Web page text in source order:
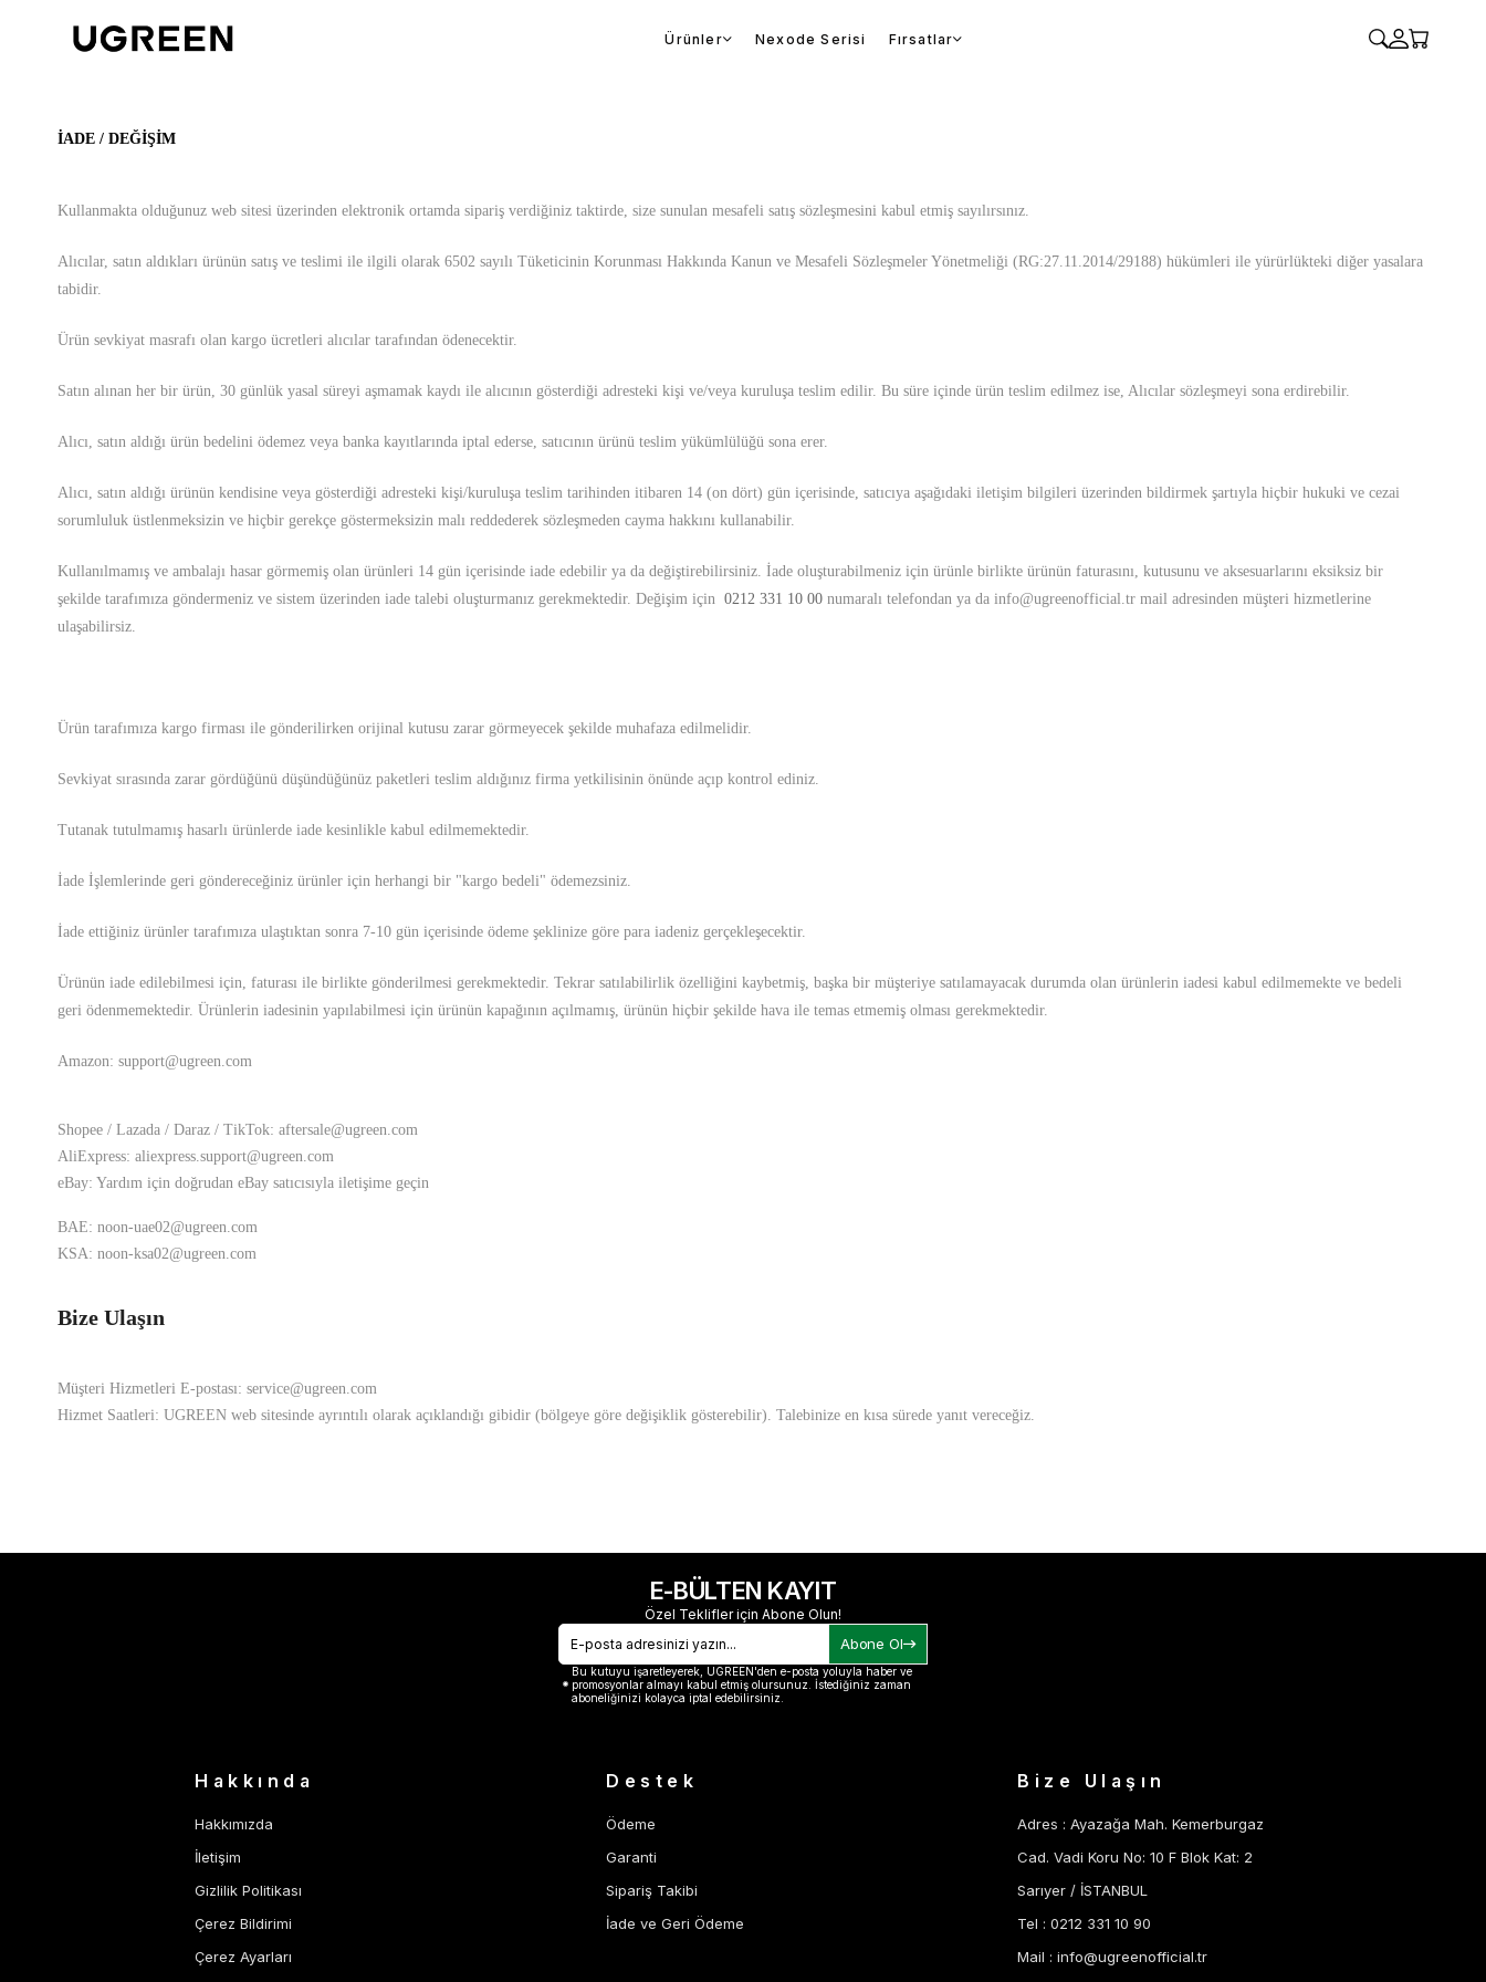
Ürünler Nexode Serisi Fırsatlar
İADE / DEĞİŞİM
Kullanmakta olduğunuz web sitesi üzerinden elektronik ortamda sipariş verdiğiniz taktirde, size sunulan mesafeli satış sözleşmesini kabul etmiş sayılırsınız.
Alıcılar, satın aldıkları ürünün satış ve teslimi ile ilgili olarak 6502 sayılı Tüketicinin Korunması Hakkında Kanun ve Mesafeli Sözleşmeler Yönetmeliği (RG:27.11.2014/29188) hükümleri ile yürürlükteki diğer yasalara
tabidir.
Ürün sevkiyat masrafı olan kargo ücretleri alıcılar tarafından ödenecektir.
Satın alınan her bir ürün, 30 günlük yasal süreyi aşmamak kaydı ile alıcının gösterdiği adresteki kişi ve/veya kuruluşa teslim edilir. Bu süre içinde ürün teslim edilmez ise, Alıcılar sözleşmeyi sona erdirebilir.
Alıcı, satın aldığı ürün bedelini ödemez veya banka kayıtlarında iptal ederse, satıcının ürünü teslim yükümlülüğü sona erer.
Alıcı, satın aldığı ürünün kendisine veya gösterdiği adresteki kişi/kuruluşa teslim tarihinden itibaren 14 (on dört) gün içerisinde, satıcıya aşağıdaki iletişim bilgileri üzerinden bildirmek şartıyla hiçbir hukuki ve cezai
sorumluluk üstlenmeksizin ve hiçbir gerekçe göstermeksizin malı reddederek sözleşmeden cayma hakkını kullanabilir.
Kullanılmamış ve ambalajı hasar görmemiş olan ürünleri 14 gün içerisinde iade edebilir ya da değiştirebilirsiniz. İade oluşturabilmeniz için ürünle birlikte ürünün faturasını, kutusunu ve aksesuarlarını eksiksiz bir
şekilde tarafımıza göndermeniz ve sistem üzerinden iade talebi oluşturmanız gerekmektedir. Değişim için 0212 331 10 00 numaralı telefondan ya da info@ugreenofficial.tr mail adresinden müşteri hizmetlerine
ulaşabilirsiz.
Ürün tarafımıza kargo firması ile gönderilirken orijinal kutusu zarar görmeyecek şekilde muhafaza edilmelidir.
Sevkiyat sırasında zarar gördüğünü düşündüğünüz paketleri teslim aldığınız firma yetkilisinin önünde açıp kontrol ediniz.
Tutanak tutulmamış hasarlı ürünlerde iade kesinlikle kabul edilmemektedir.
İade İşlemlerinde geri göndereceğiniz ürünler için herhangi bir "kargo bedeli" ödemezsiniz.
İade ettiğiniz ürünler tarafımıza ulaştıktan sonra 7-10 gün içerisinde ödeme şeklinize göre para iadeniz gerçekleşecektir.
Ürünün iade edilebilmesi için, faturası ile birlikte gönderilmesi gerekmektedir. Tekrar satılabilirlik özelliğini kaybetmiş, başka bir müşteriye satılamayacak durumda olan ürünlerin iadesi kabul edilmemekte ve bedeli
geri ödenmemektedir. Ürünlerin iadesinin yapılabilmesi için ürünün kapağının açılmamış, ürünün hiçbir şekilde hava ile temas etmemiş olması gerekmektedir.
Amazon: support@ugreen.com
Shopee / Lazada / Daraz / TikTok: aftersale@ugreen.com
AliExpress: aliexpress.support@ugreen.com
eBay: Yardım için doğrudan eBay satıcısıyla iletişime geçin
BAE: noon-uae02@ugreen.com
KSA: noon-ksa02@ugreen.com
Bize Ulaşın
Müşteri Hizmetleri E-postası: service@ugreen.com
Hizmet Saatleri: UGREEN web sitesinde ayrıntılı olarak açıklandığı gibidir (bölgeye göre değişiklik gösterebilir). Talebinize en kısa sürede yanıt vereceğiz.
E-BÜLTEN KAYIT
Özel Teklifler için Abone Olun!
Abone Ol
Bu kutuyu işaretleyerek, UGREEN'den e-posta yoluyla haber ve
promosyonlar almayı kabul etmiş olursunuz. İstediğiniz zaman
aboneliğinizi kolayca iptal edebilirsiniz.
Hakkında
Hakkımızda
İletişim
Gizlilik Politikası
Çerez Bildirimi
Çerez Ayarları
Destek
Ödeme
Garanti
Sipariş Takibi
İade ve Geri Ödeme
Bize Ulaşın
Adres : Ayazağa Mah. Kemerburgaz
Cad. Vadi Koru No: 10 F Blok Kat: 2
Sarıyer / İSTANBUL
Tel : 0212 331 10 90
Mail : info@ugreenofficial.tr